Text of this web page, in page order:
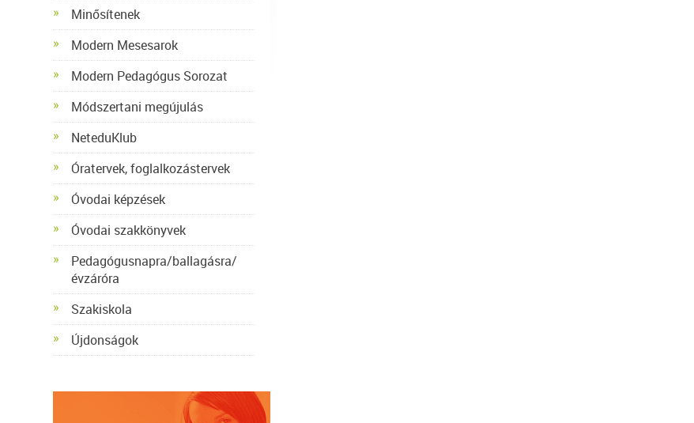
Minősítenek
Modern Mesesarok
Modern Pedagógus Sorozat
Módszertani megújulás
NeteduKlub
Óratervek, foglalkozástervek
Óvodai képzések
Óvodai szakkönyvek
Pedagógusnapra/ballagásra/
évzáróra
Szakiskola
Újdonságok